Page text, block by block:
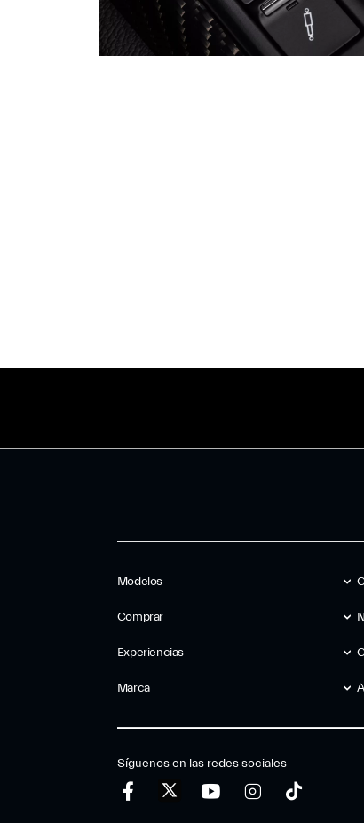
Modelos
Comprar
Experiencias
Marca
Síguenos en las redes sociales